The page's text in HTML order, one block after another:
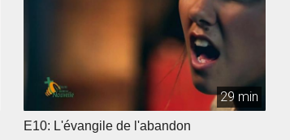
29 min
E10: L'évangile de l'abandon